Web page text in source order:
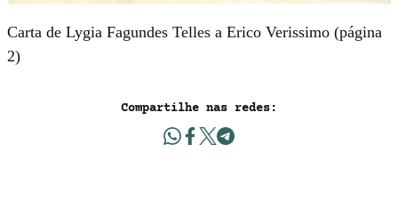
Carta de Lygia Fagundes Telles a Erico Verissimo (página
2)
Compartilhe nas redes: